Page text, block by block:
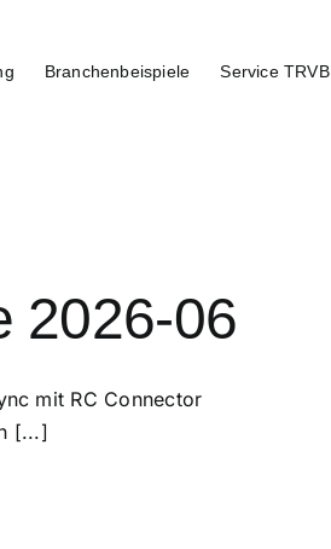
Branchenbeispiele Service TRVB
2026-06
mit RC Connector
[...]